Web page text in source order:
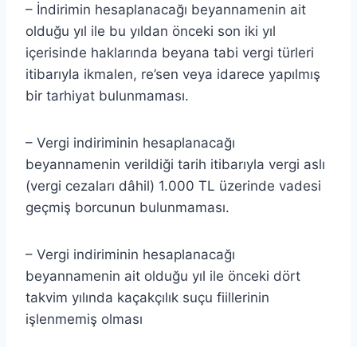
– İndirimin hesaplanacağı beyannamenin ait
olduğu yıl ile bu yıldan önceki son iki yıl
içerisinde haklarında beyana tabi vergi türleri
itibarıyla ikmalen, re’sen veya idarece yapılmış
bir tarhiyat bulunmaması.
– Vergi indiriminin hesaplanacağı
beyannamenin verildiği tarih itibarıyla vergi aslı
(vergi cezaları dâhil) 1.000 TL üzerinde vadesi
geçmiş borcunun bulunmaması.
– Vergi indiriminin hesaplanacağı
beyannamenin ait olduğu yıl ile önceki dört
takvim yılında kaçakçılık suçu fiillerinin
işlenmemiş olması